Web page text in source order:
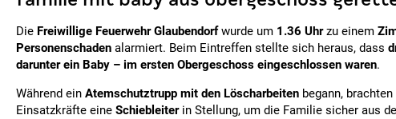
Die Freiwillige Feuerwehr Glaubendorfwurde um 1.36 Uhrzu einem
Personenschaden alarmiert. Beim Eintreffen stellte sich heraus, dass
darunter ein Baby – im ersten Obergeschoss eingeschlossen waren.
Während ein Atemschutztrupp mit den Löscharbeiten begann, brachten
Einsatzkräfte eine Schiebleiterin Stellung, um die Familie sicher aus